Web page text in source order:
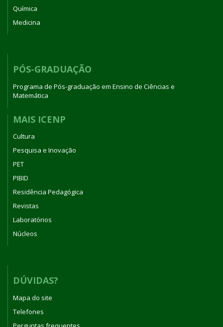
Química
Medicina
PÓS-GRADUAÇÃO
Programa de Pós-graduação em Ensino de Ciências e
Matemática
MAIS ICENP
Cultura
Pesquisa e Inovação
PET
PIBID
Residência Pedagógica
Revistas
Laboratórios
Núcleos
DÚVIDAS?
Mapa do site
Telefones